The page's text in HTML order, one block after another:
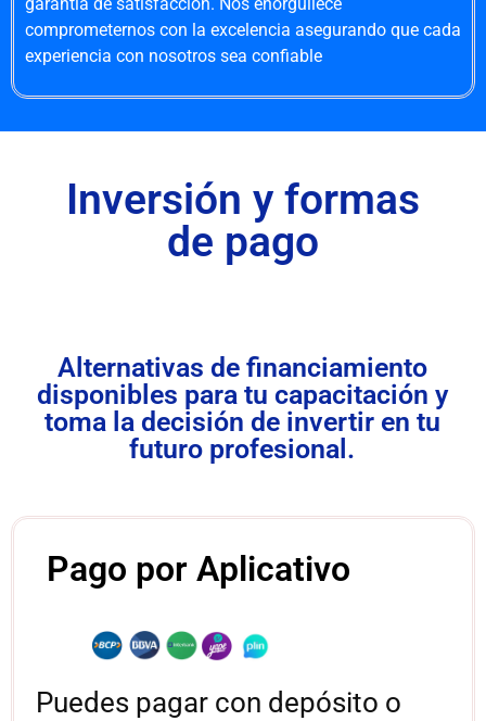
comprometernos con la excelencia asegurando que cada
experiencia con nosotros sea confiable
Inversión y formas
de pago
Alternativas de financiamiento
disponibles para tu capacitación y
toma la decisión de invertir en tu
futuro profesional.
Pago por Aplicativo
Puedes pagar con depósito o